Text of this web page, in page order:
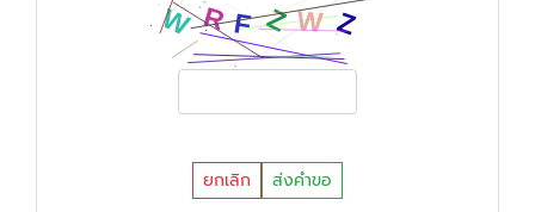
ยกเลิก ส่งคำขอ